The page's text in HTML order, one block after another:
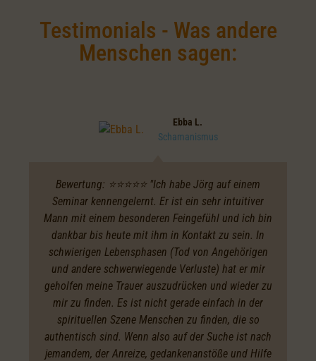
Testimonials - Was andere
Menschen sagen:
Bewertung: ⭐️⭐️⭐️⭐️⭐️ "Ich habe Jörg auf einem
Seminar kennengelernt. Er ist ein sehr intuitiver
Mann mit einem besonderen Feingefühl und ich bin
dankbar bis heute mit ihm in Kontakt zu sein. In
schwierigen Lebensphasen (Tod von Angehörigen
und andere schwerwiegende Verluste) hat er mir
geholfen meine Trauer auszudrücken und wieder zu
mir zu finden. Es ist nicht gerade einfach in der
spirituellen Szene Menschen zu finden, die so
authentisch sind. Wenn also auf der Suche ist nach
jemandem, der Anreize, gedankenanstöße und Hilfe
Ebba L.
Schamanismus